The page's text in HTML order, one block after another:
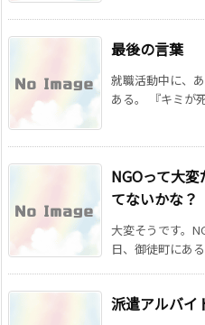
最後の言葉
就職活動中に、
ある。 『キミが
NGOって大
てないかな？
大変そうです。
日、御徒町にあ
派遣アルバイ